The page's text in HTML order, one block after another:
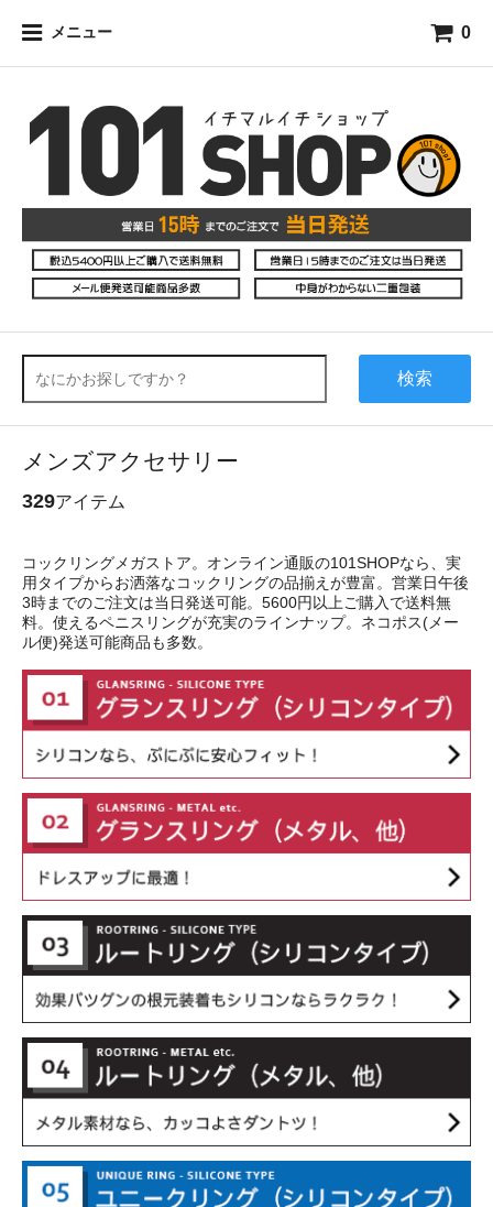
メニュー 0
検索
メンズアクセサリー
329アイテム
コックリングメガストア。オンライン通販の101SHOPなら、実
用タイプからお洒落なコックリングの品揃えが豊富。営業日午後
3時までのご注文は当日発送可能。5600円以上ご購入で送料無
料。使えるペニスリングが充実のラインナップ。ネコポス(メー
ル便)発送可能商品も多数。